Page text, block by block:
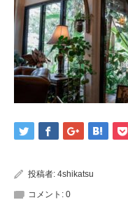
投稿者: 4shikatsu
コメント: 0